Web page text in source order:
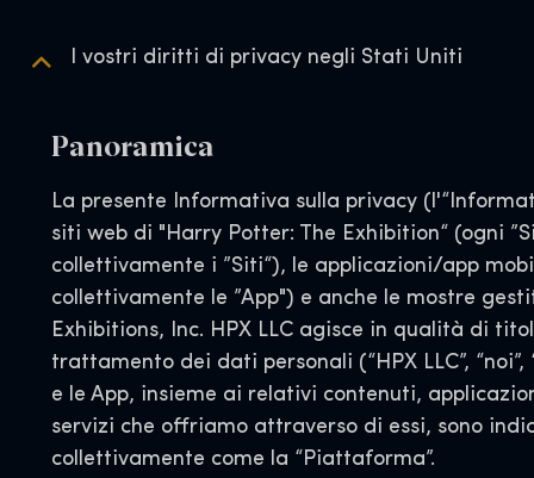
I vostri diritti di privacy negli Stati Uniti
Panoramica
La presente Informativa sulla privacy
siti web di "Harry Potter: The Exhibition“ (ogni
collettivamente i ”Siti“), le applicazioni/app
collettivamente le ”App") e anche le mostre
Exhibitions, Inc. HPX LLC agisce in qualità di
trattamento dei dati personali (“HPX LLC”, “noi”,
e le App, insieme ai relativi contenuti,
servizi che offriamo attraverso di essi, sono
collettivamente come la “Piattaforma”.